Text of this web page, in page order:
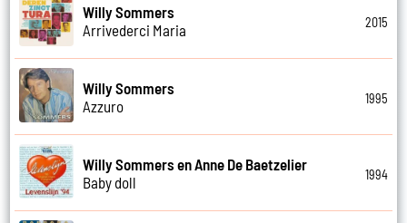
Willy Sommers
Arrivederci Maria
2015
Willy Sommers
Azzuro
1995
Willy Sommers en Anne De Baetzelier
Baby doll
1994